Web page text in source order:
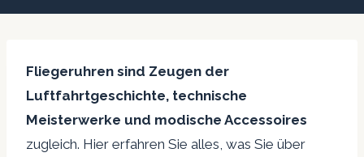
Fliegeruhren sind Zeugen der
Luftfahrtgeschichte, technische
Meisterwerke und modische Accessoires
zugleich. Hier erfahren Sie alles, was Sie über